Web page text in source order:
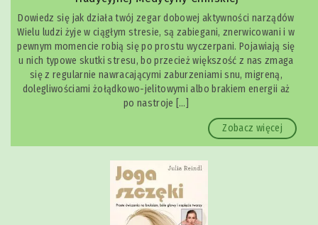
Dowiedz się jak działa twój zegar dobowej aktywności narządów
Wielu ludzi żyje w ciągłym stresie, są zabiegani, znerwicowani i w
pewnym momencie robią się po prostu wyczerpani. Pojawiają się
u nich typowe skutki stresu, bo przecież większość z nas zmaga
się z regularnie nawracającymi zaburzeniami snu, migreną,
dolegliwościami żołądkowo-jelitowymi albo brakiem energii aż
po nastroje […]
Zobacz więcej